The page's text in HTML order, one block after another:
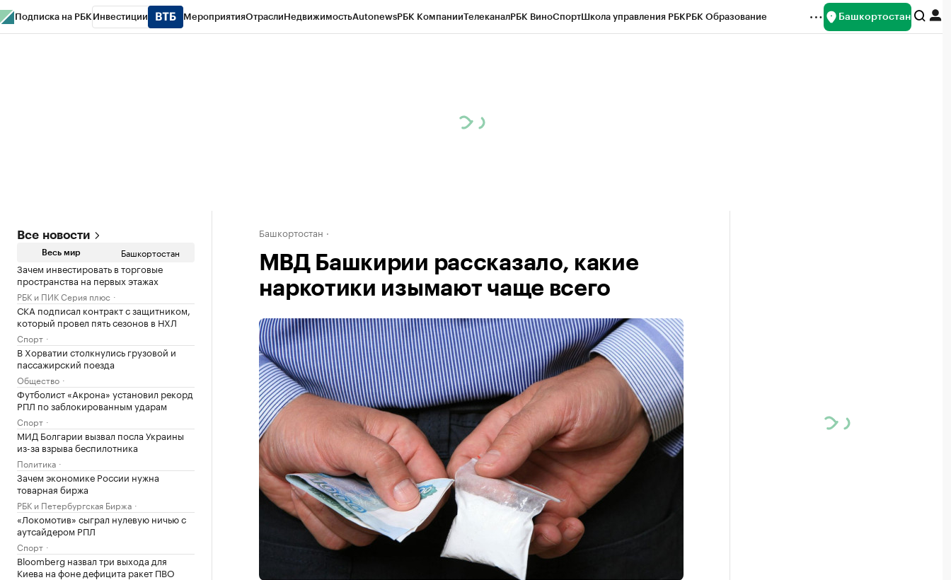
Подписка на РБК Инвестиции МероприятияОтраслиНедвижимостьAutonewsРБК КомпанииТелеканалРБК ВиноСпортШкола управления РБКРБК Образование Башкортостан
Все новости
Весь мир Башкортостан
Зачем инвестировать в торговые
пространства на первых этажах
РБК и ПИК Серия плюс
СКА подписал контракт с защитником,
который провел пять сезонов в НХЛ
Спорт
В Хорватии столкнулись грузовой и
пассажирский поезда
Общество
Футболист «Акрона» установил рекорд
РПЛ по заблокированным ударам
Спорт
МИД Болгарии вызвал посла Украины
из-за взрыва беспилотника
Политика
Зачем экономике России нужна
товарная биржа
РБК и Петербургская Биржа
«Локомотив» сыграл нулевую ничью с
аутсайдером РПЛ
Спорт
Bloomberg назвал три выхода для
Киева на фоне дефицита ракет ПВО
Башкортостан
МВД Башкирии рассказало, какие
наркотики изымают чаще всего